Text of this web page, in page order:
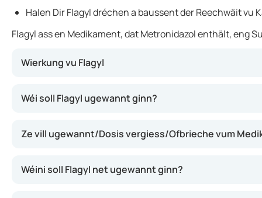
Halen Dir Flagyl dréchen a baussent der Reechwäit vu
Flagyl ass en Medikament, dat Metronidazol enthält, eng
Wierkung vu Flagyl
Flagyl wierkt, andeems et de Wuesstem vu Bakterien
Wéi soll Flagyl ugewannt ginn?
Ze vill ugewannt/Dosis vergiess/Ofbrieche vum
Wéini soll Flagyl net ugewannt ginn?